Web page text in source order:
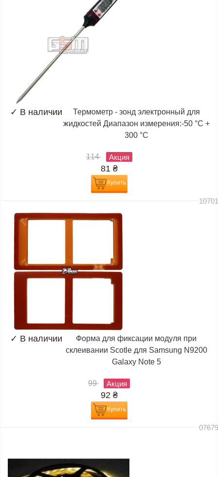
✓ В наличии
Термометр - зонд электронный для
жидкостей Диапазон измерения:-50 °C +
300 °C
114 Акция
81 ₴
Купить
✓ В наличии
Форма для фиксации модуля при
склеивании Scotle для Samsung N9200
Galaxy Note 5
99 Акция
92 ₴
Купить